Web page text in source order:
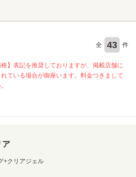
全 43 件
】表記を推奨しておりますが、掲載店舗に
ている場合が御座います。料金つきまして
ア
+クリアジェル